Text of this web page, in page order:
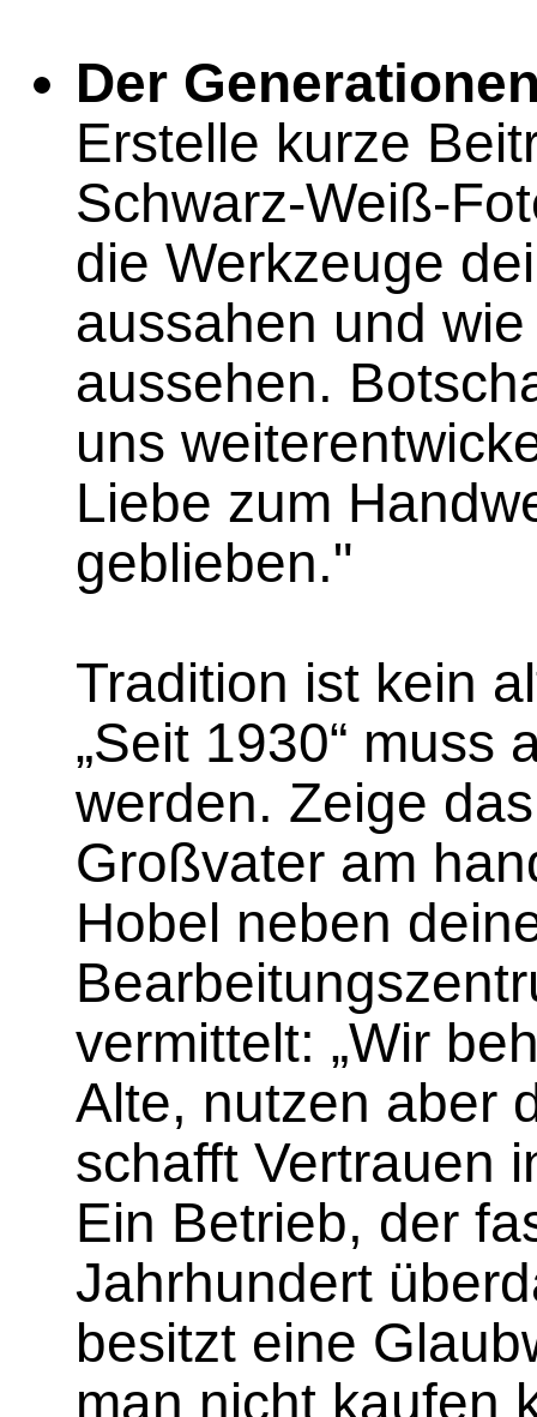
Der
Erstelle kurze
Schwarz-Weiß-
die Werkzeuge
aussahen und
aussehen.
uns
Liebe zum
geblieben."
Tradition ist kein
„Seit 1930“ muss
werden. Zeige
Großvater am
Hobel neben
vermittelt: „Wir
Alte, nutzen aber
schafft Vertrauen
Ein Betrieb, der
Jahrhundert
besitzt eine
man nicht kaufen